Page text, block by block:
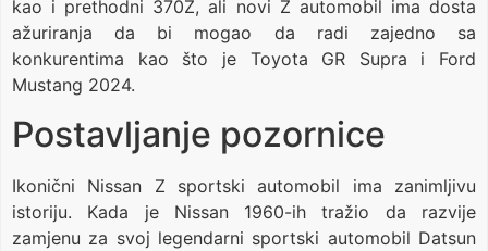
kao i prethodni 370Z, ali novi Z automobil ima dosta
ažuriranja da bi mogao da radi zajedno sa
konkurentima kao što je Toyota GR Supra i Ford
Mustang 2024.
Postavljanje pozornice
Ikonični Nissan Z sportski automobil ima zanimljivu
istoriju. Kada je Nissan 1960-ih tražio da razvije
zamjenu za svoj legendarni sportski automobil Datsun